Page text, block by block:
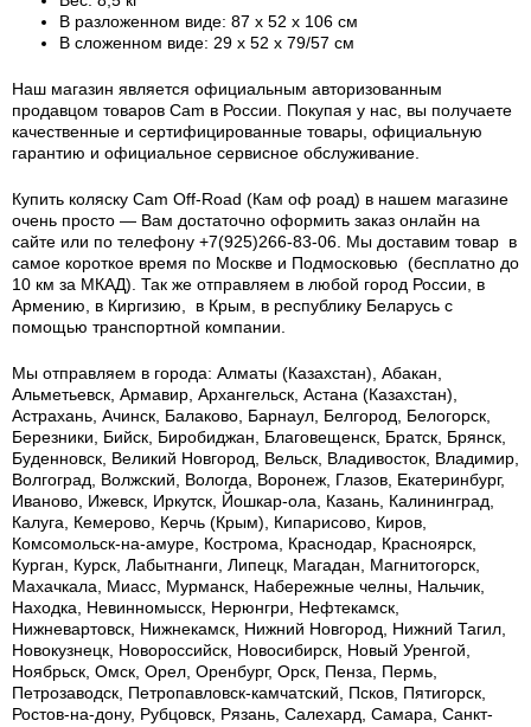
В разложенном виде: 87 х 52 х 106 см
В сложенном виде: 29 х 52 х 79/57 см
Наш магазин является официальным авторизованным
продавцом товаров Cam в России.
Покупая у нас, вы получаете
качественные и сертифицированные товары, официальную
гарантию и официальное сервисное обслуживание.
Купить коляску Cam Off-Road (Кам оф роад) в нашем магазине
очень просто — Вам достаточно оформить заказ онлайн на
сайте или по телефону +7(925)266-83-06. Мы доставим товар в
самое короткое время по Москве и Подмосковью (бесплатно до
10 км за МКАД). Так же отправляем в любой город России, в
Армению, в Киргизию, в Крым, в республику Беларусь с
помощью транспортной компании.
Мы отправляем в города: Алматы (Казахстан), Абакан,
Альметьевск, Армавир, Архангельск, Астана (Казахстан),
Астрахань, Ачинск, Балаково, Барнаул, Белгород, Белогорск,
Березники, Бийск, Биробиджан, Благовещенск, Братск, Брянск,
Буденновск, Великий Новгород, Вельск, Владивосток, Владимир,
Волгоград, Волжский, Вологда, Воронеж, Глазов, Екатеринбург,
Иваново, Ижевск, Иркутск, Йошкар-ола, Казань, Калининград,
Калуга, Кемерово, Керчь (Крым), Кипарисово, Киров,
Комсомольск-на-амуре, Кострома, Краснодар, Красноярск,
Курган, Курск, Лабытнанги, Липецк, Магадан, Магнитогорск,
Махачкала, Миасс, Мурманск, Набережные челны, Нальчик,
Находка, Невинномысск, Нерюнгри, Нефтекамск,
Нижневартовск, Нижнекамск, Нижний Новгород, Нижний Тагил,
Новокузнецк, Новороссийск, Новосибирск, Новый Уренгой,
Ноябрьск, Омск, Орел, Оренбург, Орск, Пенза, Пермь,
Петрозаводск, Петропавловск-камчатский, Псков, Пятигорск,
Ростов-на-дону, Рубцовск, Рязань, Салехард, Самара, Санкт-